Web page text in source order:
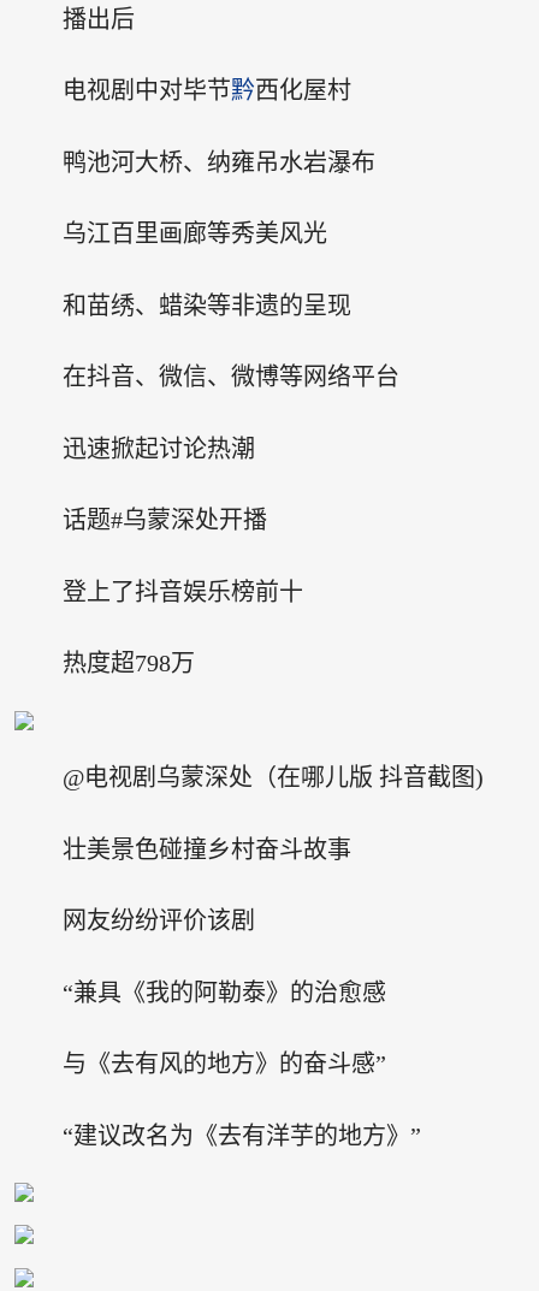
播出后
电视剧中对毕节黔西化屋村
鸭池河大桥、纳雍吊水岩瀑布
乌江百里画廊等秀美风光
和苗绣、蜡染等非遗的呈现
在抖音、微信、微博等网络平台
迅速掀起讨论热潮
话题#乌蒙深处开播
登上了抖音娱乐榜前十
热度超798万
@电视剧乌蒙深处（在哪儿版 抖音截图)
壮美景色碰撞乡村奋斗故事
网友纷纷评价该剧
“兼具《我的阿勒泰》的治愈感
与《去有风的地方》的奋斗感”
“建议改名为《去有洋芋的地方》”